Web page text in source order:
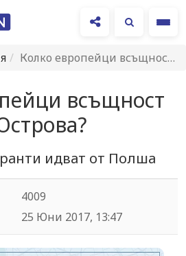
Колко европейци всъщност живеят на Острова?
всъщност
идват от Полша
4009
25 Юни 2017, 13:47